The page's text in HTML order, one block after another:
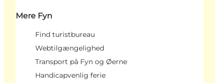
Mere Fyn
Find turistbureau
Webtilgængelighed
Transport på Fyn og Øerne
Handicapvenlig ferie